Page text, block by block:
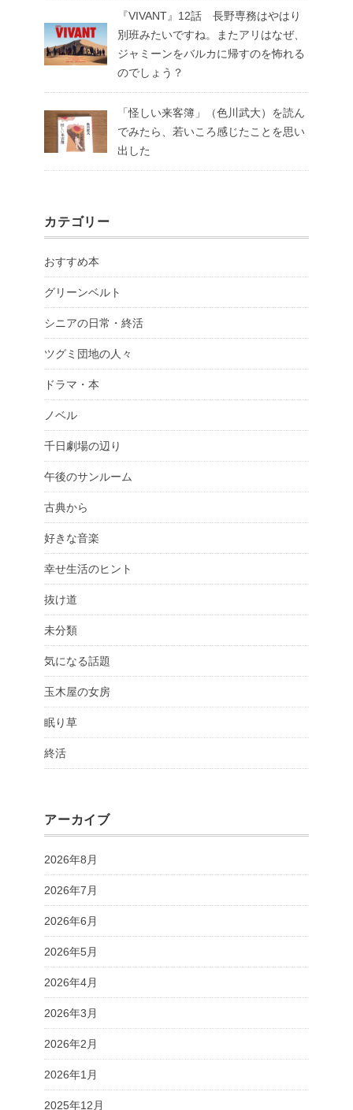
『VIVANT』12話 長野専務はやはり
別班みたいですね。またアリはなぜ、
ジャミーンをバルカに帰すのを怖れる
のでしょう？
「怪しい来客簿」（色川武大）を読ん
でみたら、若いころ感じたことを思い
出した
カテゴリー
おすすめ本
グリーンベルト
シニアの日常・終活
ツグミ団地の人々
ドラマ・本
ノベル
千日劇場の辺り
午後のサンルーム
古典から
好きな音楽
幸せ生活のヒント
抜け道
未分類
気になる話題
玉木屋の女房
眠り草
終活
アーカイブ
2026年8月
2026年7月
2026年6月
2026年5月
2026年4月
2026年3月
2026年2月
2026年1月
2025年12月